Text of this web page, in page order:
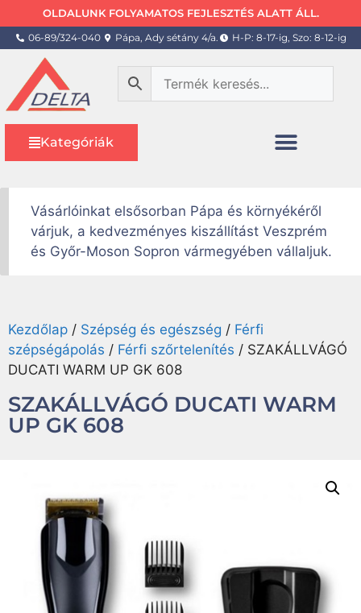
OLDALUNK FOLYAMATOS FEJLESZTÉS ALATT ÁLL.
06-89/324-040 Pápa, Ady sétány 4/a. H-P: 8-17-ig, Szo: 8-12-ig
Kategóriák
Vásárlóinkat elsősorban Pápa és környékéről
várjuk, a kedvezményes kiszállítást Veszprém
és Győr-Moson Sopron vármegyében vállaljuk.
Kezdőlap / Szépség és egészség / Férfi
szépségápolás / Férfi szőrtelenítés / SZAKÁLLVÁGÓ
DUCATI WARM UP GK 608
SZAKÁLLVÁGÓ DUCATI WARM
UP GK 608